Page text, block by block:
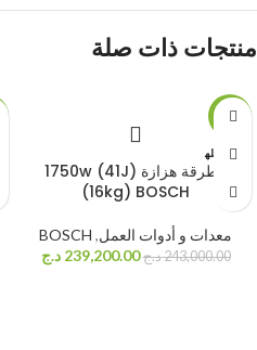
منتجات ذات صلة
بيعت كله
مطرقة هزازة 1750w (41J)
(16kg) BOSCH
معدات و أدوات العمل,
BOSCH
243,000.00د.ج 239,200.00 د.ج